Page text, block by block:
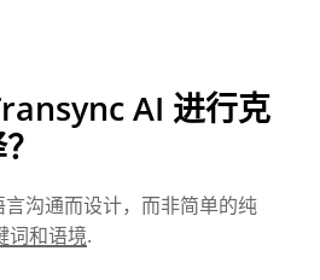
AI 进行克
沟通而设计，而非简单的纯
词和语境.